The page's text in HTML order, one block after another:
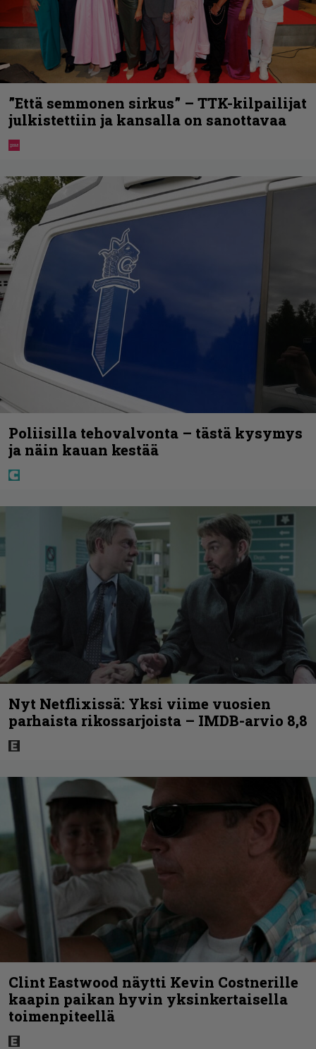
”Että semmonen sirkus” – TTK-kilpailijat
julkistettiin ja kansalla on sanottavaa
Poliisilla tehovalvonta – tästä kysymys
ja näin kauan kestää
Nyt Netflixissä: Yksi viime vuosien
parhaista rikossarjoista – IMDB-arvio 8,8
Clint Eastwood näytti Kevin Costnerille
kaapin paikan hyvin yksinkertaisella
toimenpiteellä